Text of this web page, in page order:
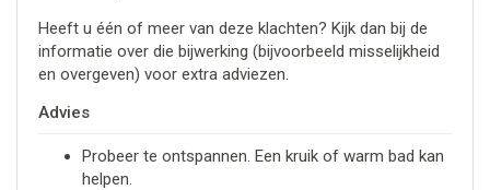
Heeft u één of meer van deze klachten? Kijk dan bij de
informatie over die bijwerking (bijvoorbeeld misselijkheid
en overgeven) voor extra adviezen.
Advies
Probeer te ontspannen. Een kruik of warm bad kan
helpen.